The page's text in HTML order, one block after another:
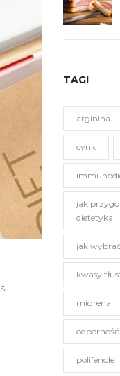
TAGI
arginina
cynk
jak
dietetyka
jak
kwasy
migrena
odporność
polifenole